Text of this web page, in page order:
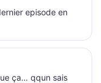
episode en
ça… qqun sais